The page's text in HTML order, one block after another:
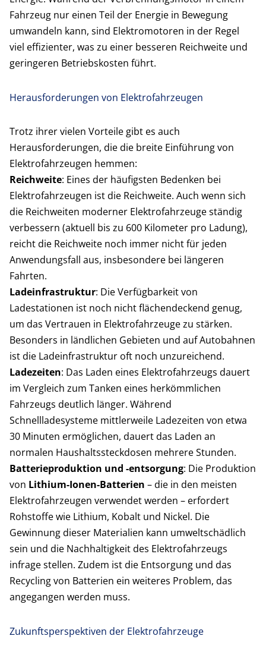
Fahrzeug nur einen Teil der Energie in Bewegung
umwandeln kann, sind Elektromotoren in der Regel
viel effizienter, was zu einer besseren Reichweite und
geringeren Betriebskosten führt.
Herausforderungen von Elektrofahrzeugen
Trotz ihrer vielen Vorteile gibt es auch
Herausforderungen, die die breite Einführung von
Elektrofahrzeugen hemmen:
Reichweite: Eines der häufigsten Bedenken bei
Elektrofahrzeugen ist die Reichweite. Auch wenn sich
die Reichweiten moderner Elektrofahrzeuge ständig
verbessern (aktuell bis zu 600 Kilometer pro Ladung),
reicht die Reichweite noch immer nicht für jeden
Anwendungsfall aus, insbesondere bei längeren
Fahrten.
Ladeinfrastruktur: Die Verfügbarkeit von
Ladestationen ist noch nicht flächendeckend genug,
um das Vertrauen in Elektrofahrzeuge zu stärken.
Besonders in ländlichen Gebieten und auf Autobahnen
ist die Ladeinfrastruktur oft noch unzureichend.
Ladezeiten: Das Laden eines Elektrofahrzeugs dauert
im Vergleich zum Tanken eines herkömmlichen
Fahrzeugs deutlich länger. Während
Schnellladesysteme mittlerweile Ladezeiten von etwa
30 Minuten ermöglichen, dauert das Laden an
normalen Haushaltssteckdosen mehrere Stunden.
Batterieproduktion und -entsorgung: Die Produktion
von Lithium-Ionen-Batterien – die in den meisten
Elektrofahrzeugen verwendet werden – erfordert
Rohstoffe wie Lithium, Kobalt und Nickel. Die
Gewinnung dieser Materialien kann umweltschädlich
sein und die Nachhaltigkeit des Elektrofahrzeugs
infrage stellen. Zudem ist die Entsorgung und das
Recycling von Batterien ein weiteres Problem, das
angegangen werden muss.
Zukunftsperspektiven der Elektrofahrzeuge